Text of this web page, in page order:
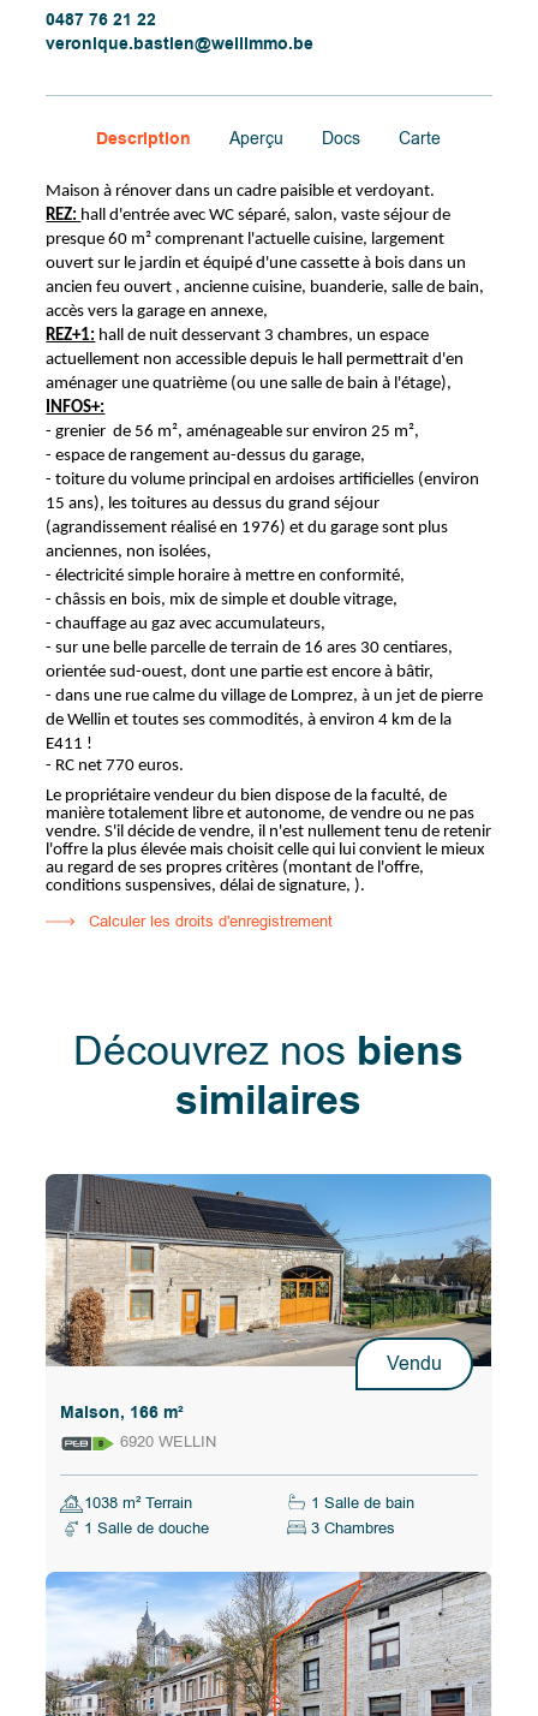
0487 76 21 22
veronique.bastien@wellimmo.be
Description Aperçu Docs Carte
Maison à rénover dans un cadre paisible et verdoyant.
REZ: hall d'entrée avec WC séparé, salon, vaste séjour de
presque 60 m² comprenant l'actuelle cuisine, largement
ouvert sur le jardin et équipé d'une cassette à bois dans un
ancien feu ouvert , ancienne cuisine, buanderie, salle de bain,
accès vers la garage en annexe,
REZ+1: hall de nuit desservant 3 chambres, un espace
actuellement non accessible depuis le hall permettrait d'en
aménager une quatrième (ou une salle de bain à l'étage),
INFOS+:
- grenier de 56 m², aménageable sur environ 25 m²,
- espace de rangement au-dessus du garage,
- toiture du volume principal en ardoises artificielles (environ
15 ans), les toitures au dessus du grand séjour
(agrandissement réalisé en 1976) et du garage sont plus
anciennes, non isolées,
- électricité simple horaire à mettre en conformité,
- châssis en bois, mix de simple et double vitrage,
- chauffage au gaz avec accumulateurs,
- sur une belle parcelle de terrain de 16 ares 30 centiares,
orientée sud-ouest, dont une partie est encore à bâtir,
- dans une rue calme du village de Lomprez, à un jet de pierre
de Wellin et toutes ses commodités, à environ 4 km de la
E411 !
- RC net 770 euros.
Le propriétaire vendeur du bien dispose de la faculté, de
manière totalement libre et autonome, de vendre ou ne pas
vendre. S'il décide de vendre, il n'est nullement tenu de retenir
l'offre la plus élevée mais choisit celle qui lui convient le mieux
au regard de ses propres critères (montant de l'offre,
conditions suspensives, délai de signature, ).
Calculer les droits d'enregistrement
Découvrez nos biens
similaires
Vendu
Maison, 166 m²
6920 WELLIN
1038 m² Terrain
1 Salle de bain
1 Salle de douche
3 Chambres